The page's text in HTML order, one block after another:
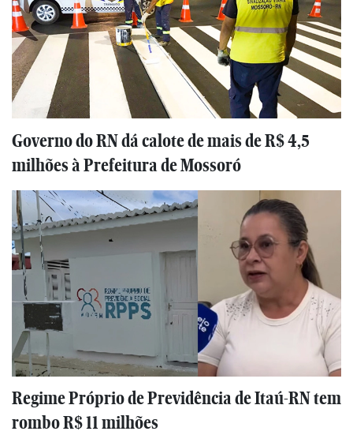
Governo do RN dá calote de mais de R$ 4,5
milhões à Prefeitura de Mossoró
Regime Próprio de Previdência de Itaú-RN tem
rombo R$ 11 milhões